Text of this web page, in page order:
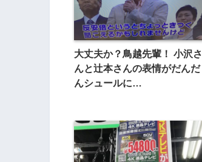
大丈夫か？鳥越先輩！ 小沢さ
んと辻本さんの表情がだんだ
んシュールに…